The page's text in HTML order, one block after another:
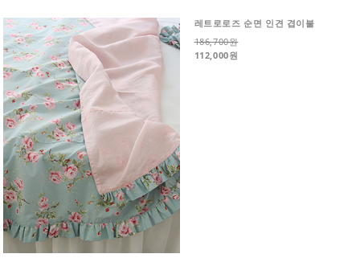
레트로로즈 순면 인견 겹이불
186,700원
112,000원